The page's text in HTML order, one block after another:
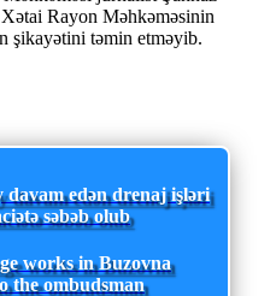
Xətai Rayon Məhkəməsinin
şikayətini təmin etməyib.
davam edən drenaj işləri
səbəb olub
works in Buzovna
the ombudsman